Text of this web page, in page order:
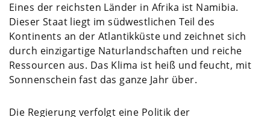
Eines der reichsten Länder in Afrika ist Namibia.
Dieser Staat liegt im südwestlichen Teil des
Kontinents an der Atlantikküste und zeichnet sich
durch einzigartige Naturlandschaften und reiche
Ressourcen aus. Das Klima ist heiß und feucht, mit
Sonnenschein fast das ganze Jahr über.
Die Regierung verfolgt eine Politik der